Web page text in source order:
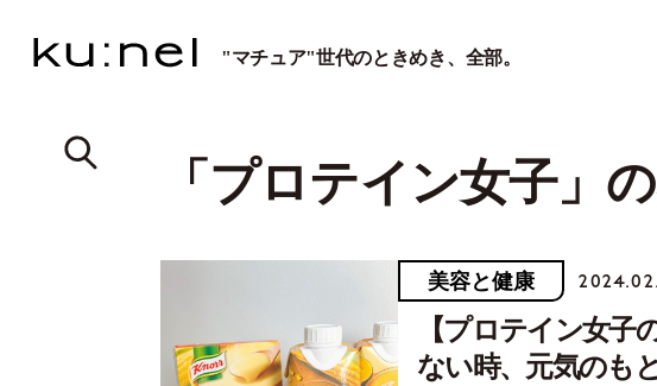
"マチュア"世代のときめき、全部。
「プロテイン女子」
美容と健康
【プロテイン女子
ない時、元気のも